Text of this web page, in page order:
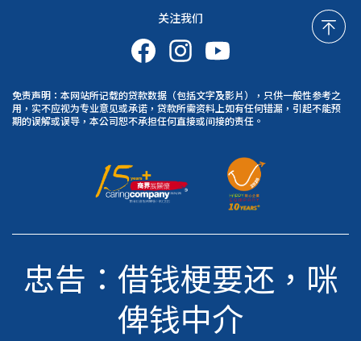
关注我们
免责声明：本网站所记载的贷款数据（包括文字及影片），只供一般性参考之
用，实不应视为专业意见或承诺，贷款所需资料上如有任何错漏，引起不能预
期的误解或误导，本公司恕不承担任何直接或间接的责任。
忠告：借钱梗要还，咪
俾钱中介